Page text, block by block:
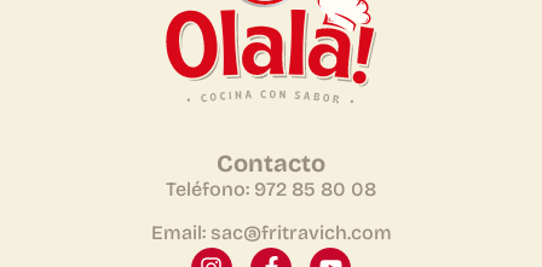
Contacto
Teléfono: 972 85 80 08
Email: sac@fritravich.com